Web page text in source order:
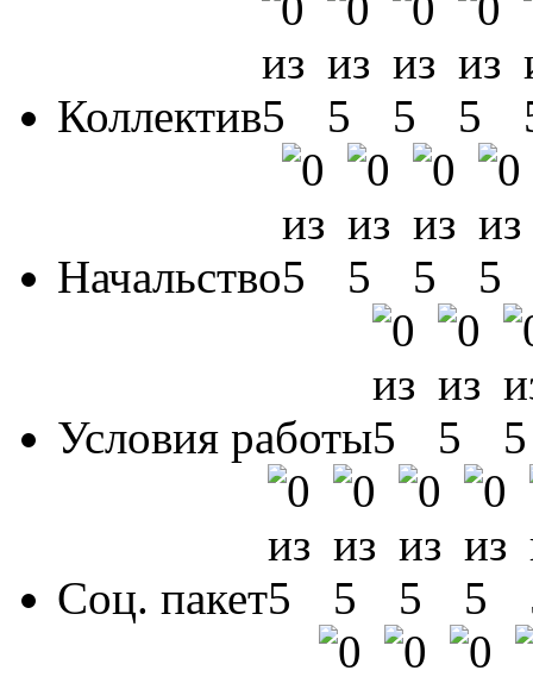
Коллектив
Начальство
Условия работы
Соц. пакет